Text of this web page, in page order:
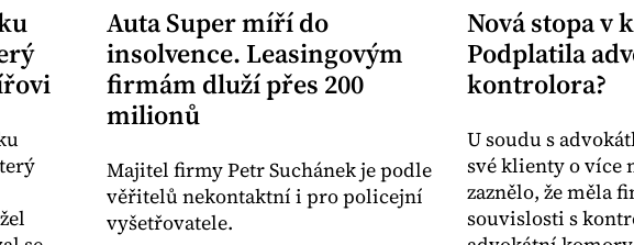
Auta Super míří do
insolvence. Leasingovým
firmám dluží přes 200
milionů
Majitel firmy Petr Suchánek je podle
věřitelů nekontaktní i pro policejní
vyšetřovatele.
Nová stopa v
Podplatila
kontrolora?
U soudu s
své klienty o více
zaznělo, že měla
souvislosti s